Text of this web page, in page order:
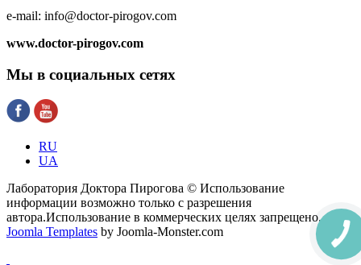
e-mail: info@doctor-pirogov.com
www.doctor-pirogov.com
Мы в социальных сетях
RU
UA
Лаборатория Доктора Пирогова © Использование
информации возможно только с разрешения
автора.Использование в коммерческих целях запрещено.
Joomla Templates by Joomla-Monster.com